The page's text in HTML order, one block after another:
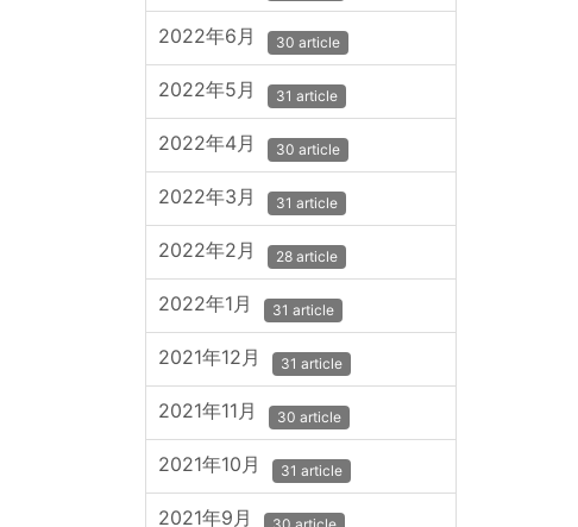
2022年6月 30 article
2022年5月 31 article
2022年4月 30 article
2022年3月 31 article
2022年2月 28 article
2022年1月 31 article
2021年12月 31 article
2021年11月 30 article
2021年10月 31 article
2021年9月